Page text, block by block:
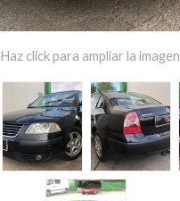
Haz click para ampliar la imagen